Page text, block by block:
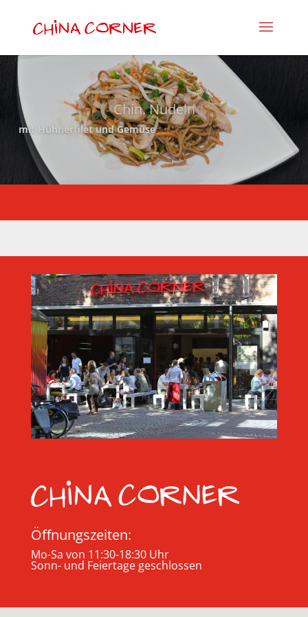
Chin. Nudeln
mit Hühnerfilet und Gemüse
Öffnungszeiten:
Mo-Sa von 11:30-18:30 Uhr
Sonn- und Feiertage geschlossen